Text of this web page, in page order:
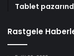
Tablet
Rastgele